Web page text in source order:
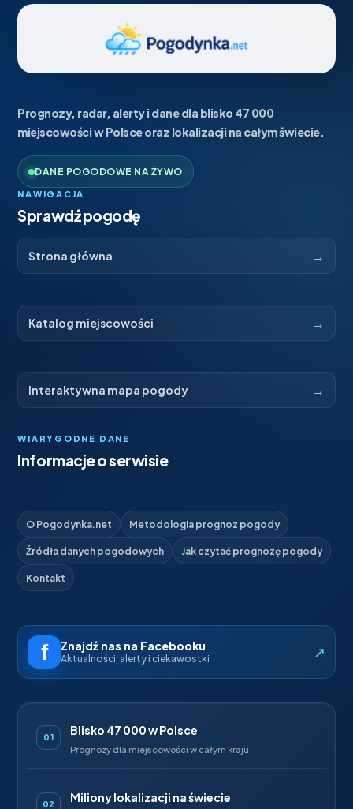
Prognozy, radar, alerty i dane dla blisko 47 000
miejscowości w Polsce oraz lokalizacji na całym świecie.
DANE POGODOWE NA ŻYWO
NAWIGACJA
Sprawdź pogodę
Strona główna →
Katalog miejscowości →
Interaktywna mapa pogody →
WIARYGODNE DANE
Informacje o serwisie
O Pogodynka.net Metodologia prognoz pogody
Źródła danych pogodowych Jak czytać prognozę pogody
Kontakt
Znajdź nas na Facebooku
Aktualności, alerty i ciekawostki ↗
01 Blisko 47 000 w Polsce
Prognozy dla miejscowości w całym kraju
02 Miliony lokalizacji na świecie